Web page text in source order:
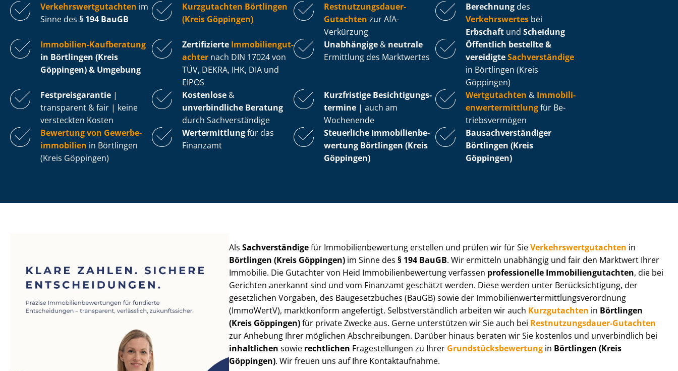
Ver­kehrs­wert­gut­ach­ten im
Sinne des § 194 BauGB
Kurzgutachten Börtlingen
(Kreis Göppingen)
Rest­nut­zungs­dau­er-
Gutachten zur AfA-
Verkürzung
Berechnung des
Verkehrswertes bei
Erbschaft und Scheidung
Immobilien-Kaufberatung
in Börtlingen (Kreis
Göppingen) & Umgebung
Zertifizierte Im­mo­bi­li­en­gut­
ach­ter nach DIN 17024 von
TÜV, DEKRA, IHK, DIA und
EIPOS
Unabhängige & neutrale
Ermittlung des Marktwertes
Öffentlich bestellte &
vereidigteSachverständige
in Börtlingen (Kreis
Göppingen)
Fest­preis­ga­ran­tie |
transparent & fair | keine
versteckten Kosten
Kostenlose &
unverbindliche Beratung
durch Sachverständige
Kurzfristige Be­sich­ti­gungs­
ter­mi­ne | auch am
Wochenende
Wertgutachten & Im­mo­bi­li­
en­wert­ermitt­lungfür Be­
triebs­ver­mö­gen
Bewertung von Ge­wer­be­
im­mo­bi­li­en in Börtlingen
(Kreis Göppingen)
Wertermittlungfür das
Finanzamt
Steuerliche Im­mo­bi­li­en­be­
wer­tung Börtlingen (Kreis
Göppingen)
Bau­sach­ver­stän­di­ger
Börtlingen (Kreis
Göppingen)
AlsSachverständigefür Im­mo­bi­li­en­be­wer­tung erstellen und prüfen wir für SieVer­kehrs­wert­gut­ach­ten in
Börtlingen (Kreis Göppingen) im Sinne des§ 194 BauGB. Wir ermitteln unabhängig und fair den Marktwert Ihrer
Immobilie. Die Gutachter von Heid Im­mo­bi­li­en­be­wer­tung verfassen professionelle Im­mo­bi­li­en­gut­ach­ten, die bei
Gerichten anerkannt sind und vom Finanzamt geschätzt werden. Diese werden unter Be­rück­sich­ti­gung, der
gesetzlichen Vorgaben, des Baugesetzbuches (BauGB) sowie der Im­mo­bi­li­en­wert­ermitt­lungs­ver­ord­nung
(ImmoWertV), marktkonform angefertigt. Selbst­ver­ständ­lich arbeiten wir auch Kurzgutachten in Börtlingen
(Kreis Göppingen)für private Zwecke aus. Gerne unterstützen wir Sie auch bei Rest­nut­zungs­dau­er-Gutachten
zur Anhebung Ihrer möglichen Abschreibungen. Darüber hinaus beraten wir Sie kostenlos und unverbindlich bei
inhaltlichen sowie rechtlichen Fragestellungen zu Ihrer Grund­stücks­be­wer­tung in Börtlingen (Kreis
Göppingen). Wir freuen uns auf Ihre Kontaktaufnahme.